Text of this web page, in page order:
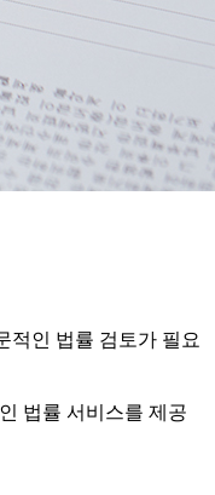
적인 법률 검토가 필요
법률 서비스를 제공